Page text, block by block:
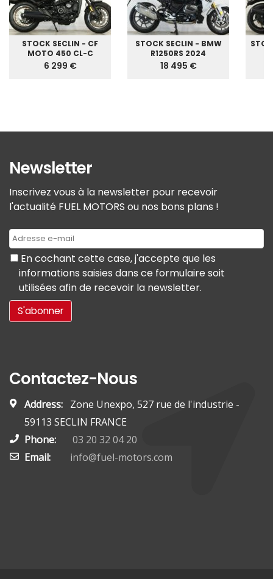
STOCK SECLIN - CF
MOTO 450 CL-C
6 299 €
STOCK SECLIN - BMW
R1250RS 2024
18 495 €
Newsletter
Inscrivez vous à la newsletter pour recevoir
l'actualité FUEL MOTORS ou nos bons plans !
En cochant cette case, j'accepte que les
informations saisies dans ce formulaire soit
utilisées afin de recevoir la newsletter.
Contactez-Nous
Address: Zone Unexpo, 527 rue de l'industrie -
59113 SECLIN FRANCE
Phone:
03 20 32 04 20
Email:
info@fuel-motors.com